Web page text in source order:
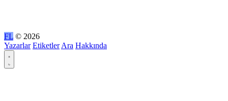
FL © 2026
Yazarlar Etiketler Ara Hakkında